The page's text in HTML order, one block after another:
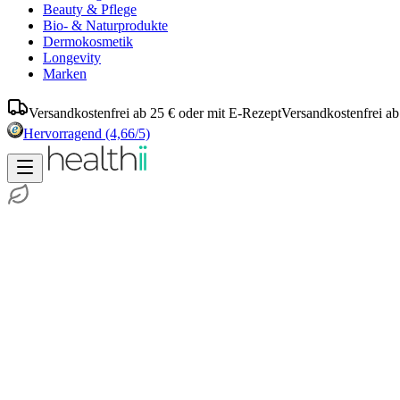
Beauty & Pflege
Bio- & Naturprodukte
Dermokosmetik
Longevity
Marken
Versandkostenfrei ab 25 € oder mit E-RezeptVersandkostenfrei
Hervorragend (4,66/5)